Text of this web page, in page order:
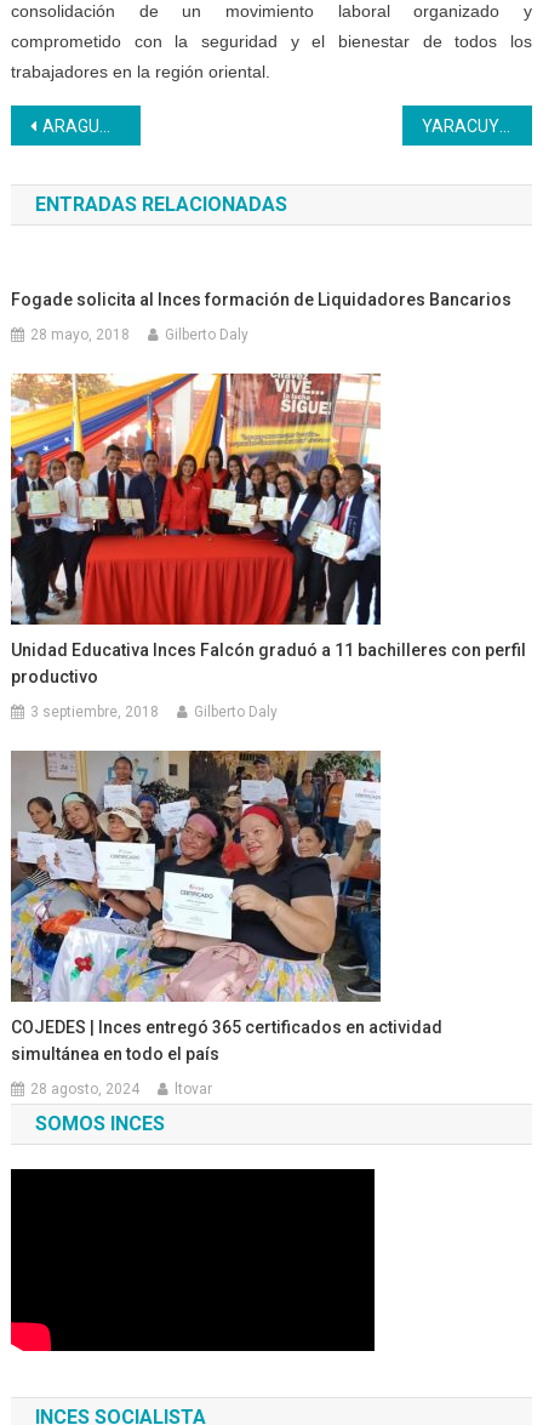
consolidación de un movimiento laboral organizado y
comprometido con la seguridad y el bienestar de todos los
trabajadores en la región oriental.
Navegación
de
entradas
ARAGUA | El Inces mejora su conectividad a internet con la instalación de un nuevo switch de fibra óptica YARACUY | Trabajadores del Inces se benefician con la reactivación del comedor
ENTRADAS RELACIONADAS
Fogade solicita al Inces formación de Liquidadores Bancarios
28 mayo, 2018 Gilberto Daly
Unidad Educativa Inces Falcón graduó a 11 bachilleres con perfil
productivo
3 septiembre, 2018 Gilberto Daly
COJEDES | Inces entregó 365 certificados en actividad
simultánea en todo el país
28 agosto, 2024 ltovar
SOMOS INCES
INCES SOCIALISTA